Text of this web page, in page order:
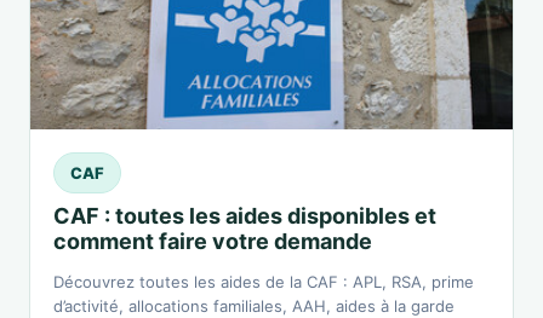
CAF
CAF : toutes les aides disponibles et
comment faire votre demande
Découvrez toutes les aides de la CAF : APL, RSA, prime
d’activité, allocations familiales, AAH, aides à la garde